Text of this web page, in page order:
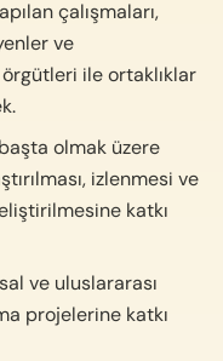
çalışmaları,
ve
ile ortaklıklar
olmak üzere
izlenmesi ve
katkı
ve uluslararası
projelerine katkı